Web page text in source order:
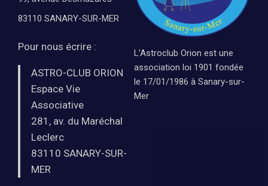
83110 SANARY-SUR-MER
Pour nous écrire :
ASTRO-CLUB ORION
Espace Vie
Associative
281, av. du Maréchal
Leclerc
83110 SANARY-SUR-
MER
L’Astroclub Orion est une
association loi 1901 fondée
le 17/01/1986 à Sanary-sur-
Mer